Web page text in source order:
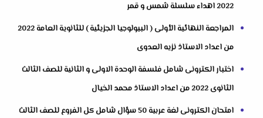
2022 اهداء سلسلة شمس و قمر
المراجعة النهائية الأولى ( البيولوجيا الجزيئية ) للثانوية العامة 2022
من اعداد الاستاذ نزيه العدوى
اختبار الكترونى شامل فلسفة الوحدة الاولى و الثانية للصف الثالث
الثانوى 2022 من اعداد الاستاذ محمد الخيال
امتحان الكترونى لغة عربية 50 سؤال شامل كل الفروع للصف الثالث